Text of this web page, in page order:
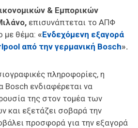
& Εμπορικών
επισυνάπτεται το ΑΠΦ
με θέμα: «Ενδεχόμενη εξαγορά
από την γερμανική Bosch».
πληροφορίες, η
Bosch ενδιαφέρεται να
της στον τομέα των
και εξετάζει σοβαρά την
προσφορά για την εξαγορά